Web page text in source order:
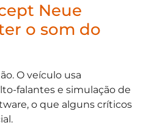
Neue
o som do
O veículo usa
falantes e simulação de
o que alguns críticos